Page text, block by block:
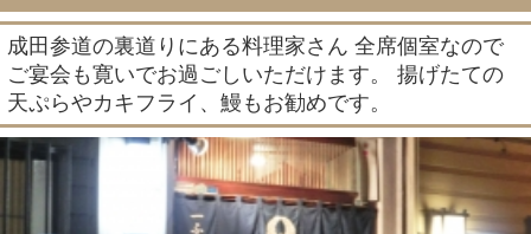
成田参道の裏道りにある料理家さん 全席個室なので
ご宴会も寛いでお過ごしいただけます。 揚げたての
天ぷらやカキフライ、鰻もお勧めです。